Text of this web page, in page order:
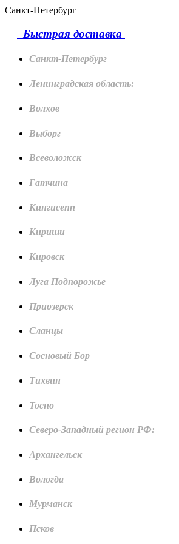
Санкт-Петербург
Быстрая доставка
Санкт-Петербург
Ленинградская область:
Волхов
Выборг
Всеволожск
Гатчина
Кингисепп
Кириши
Кировск
Луга Подпорожье
Приозерск
Сланцы
Сосновый Бор
Тихвин
Тосно
Северо-Западный регион РФ:
Архангельск
Вологда
Мурманск
Псков